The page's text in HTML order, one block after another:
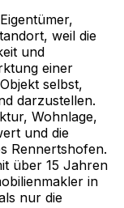
weil die
und
einer
selbst,
darzustellen.
Wohnlage,
und die
Rennertshofen.
über 15 Jahren
in
nur die